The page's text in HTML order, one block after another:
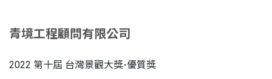
青境工程顧問有限公司
2022 第十屆 台灣景觀大獎-優質獎